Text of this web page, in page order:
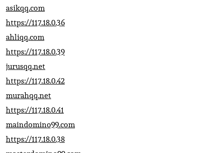
asikqq.com
https://117.18.0.36
ahliqq.com
https://117.18.0.39
jurusqq.net
https://117.18.0.42
murahqq.net
https://117.18.0.41
maindomino99.com
https://117.18.0.38